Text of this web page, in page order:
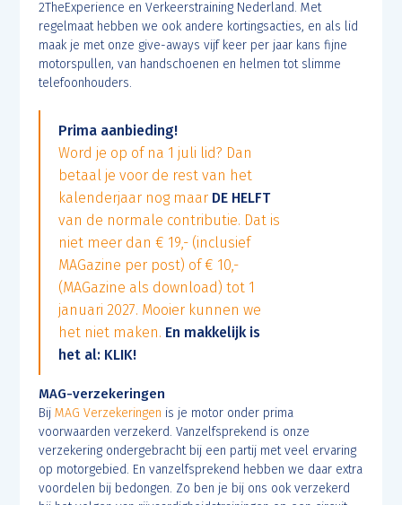
2TheExperience en Verkeerstraining Nederland. Met
regelmaat hebben we ook andere kortingsacties, en als lid
maak je met onze give-aways vijf keer per jaar kans fijne
motorspullen, van handschoenen en helmen tot slimme
telefoonhouders.
Prima aanbieding!
Word je op of na 1 juli lid? Dan
betaal je voor de rest van het
kalenderjaar nog maar DE HELFT
van de normale contributie. Dat is
niet meer dan € 19,- (inclusief
MAGazine per post) of € 10,-
(MAGazine als download) tot 1
januari 2027. Mooier kunnen we
het niet maken. En makkelijk is
het al: KLIK!
MAG-verzekeringen
Bij MAG Verzekeringen is je motor onder prima
voorwaarden verzekerd. Vanzelfsprekend is onze
verzekering ondergebracht bij een partij met veel ervaring
op motorgebied. En vanzelfsprekend hebben we daar extra
voordelen bij bedongen. Zo ben je bij ons ook verzekerd